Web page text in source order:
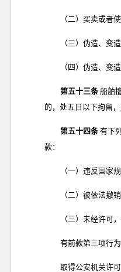
（二）买卖或者
（三）伪造、变
（四）伪造、变
第五十三条 船舶
的，处五日以下拘留
第五十四条 有下
款：
（一）违反国家
（二）被依法撤
（三）未经许可
有前款第三项行
取得公安机关许